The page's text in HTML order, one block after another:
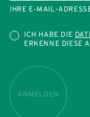
IHRE E-MAIL-
ICH HABE DIE
ERKENNE DIESE
ANMELDEN